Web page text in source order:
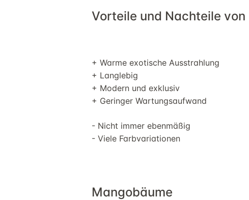
Vorteile und Nachteile von
+ Warme exotische Ausstrahlung
+ Langlebig
+ Modern und exklusiv
+ Geringer Wartungsaufwand
- Nicht immer ebenmäßig
- Viele Farbvariationen
Mangobäume